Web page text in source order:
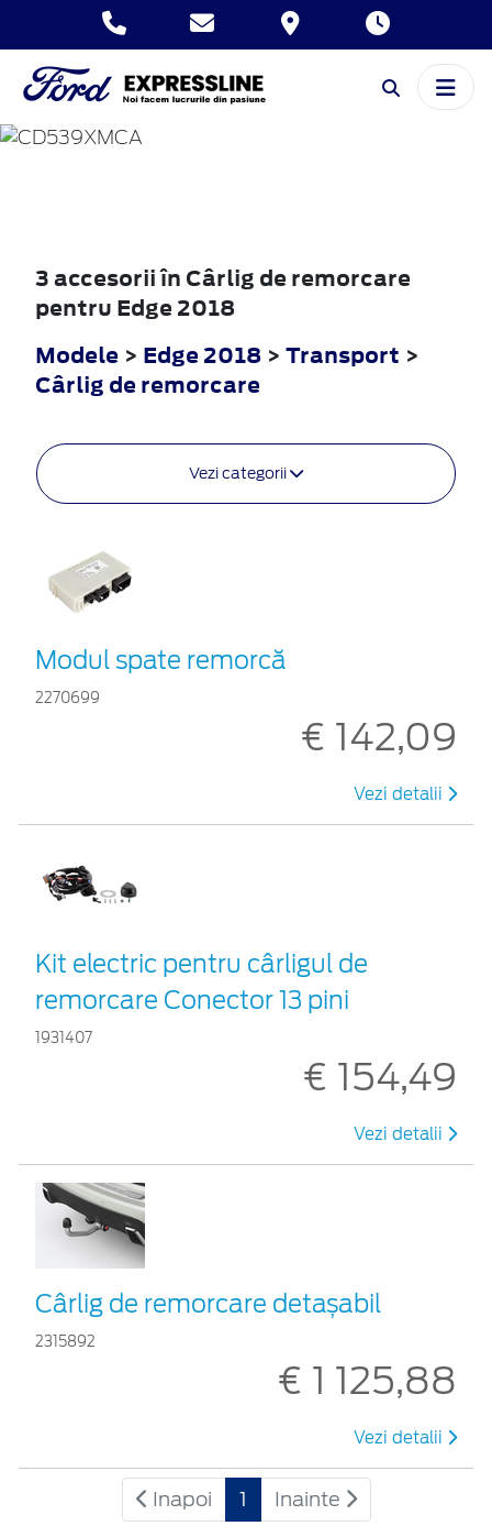
EDGE
3 accesorii în Cârlig de remorcare
pentru Edge 2018
Modele > Edge 2018 > Transport >
Cârlig de remorcare
Vezi categorii
Modul spate remorcă
2270699
€ 142,09
Vezi detalii
Kit electric pentru cârligul de
remorcare Conector 13 pini
1931407
€ 154,49
Vezi detalii
Cârlig de remorcare detașabil
2315892
€ 1 125,88
Vezi detalii
Inapoi 1 Inainte